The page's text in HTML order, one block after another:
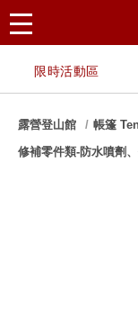
限時活動區
露營登山館
帳篷
修補零件類-防水噴劑